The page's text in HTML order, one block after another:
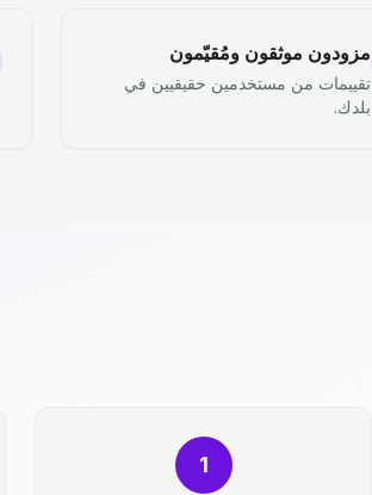
مزودون موثقون ومُقيّمون
تقييمات من مستخدمين حقيقيين في
بلدك.
1